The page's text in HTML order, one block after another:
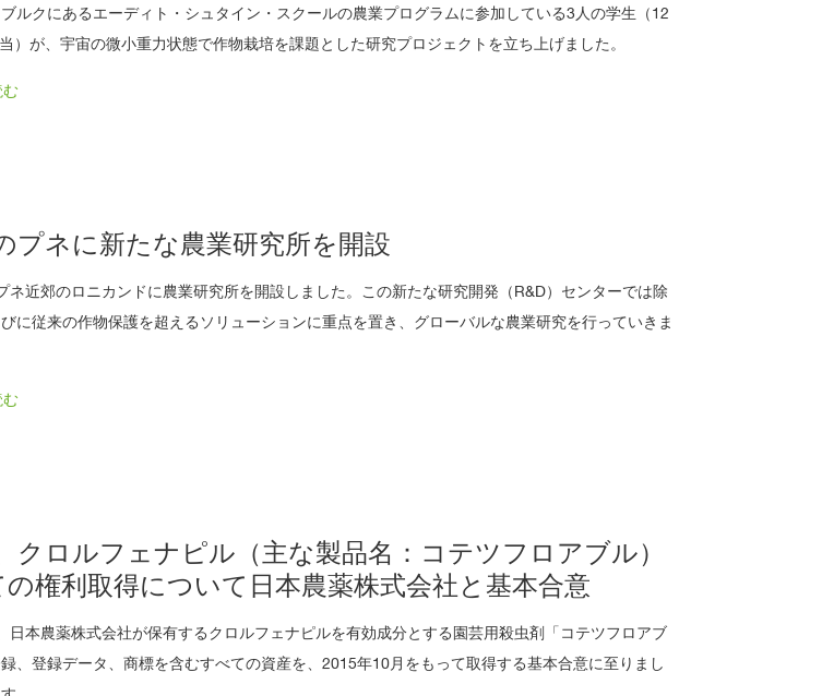
ルクにあるエーディト・シュタイン・スクールの農業プログラムに参加している3人の学生（12
）が、宇宙の微小重力状態で作物栽培を課題とした研究プロジェクトを立ち上げました。
む
プネに新たな農業研究所を開設
ネ近郊のロニカンドに農業研究所を開設しました。この新たな研究開発（R&D）センターでは除
に従来の作物保護を超えるソリューションに重点を置き、グローバルな農業研究を行っていきま
む
クロルフェナピル（主な製品名：コテツフロアブル）
権利取得について日本農薬株式会社と基本合意
日本農薬株式会社が保有するクロルフェナピルを有効成分とする園芸用殺虫剤「コテツフロアブ
、登録データ、商標を含むすべての資産を、2015年10月をもって取得する基本合意に至りまし